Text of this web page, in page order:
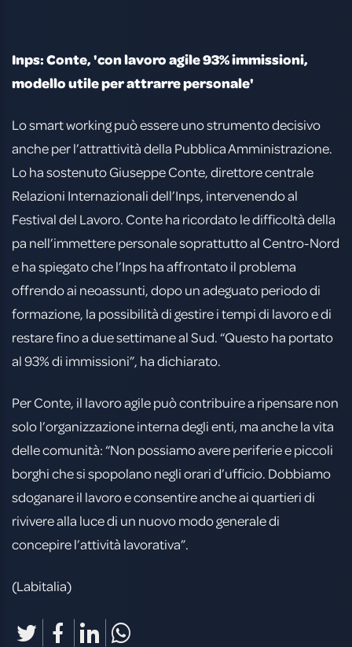
Inps: Conte, 'con lavoro agile 93% immissioni,
modello utile per attrarre personale'
Lo smart working può essere uno strumento decisivo
anche per l’attrattività della Pubblica Amministrazione.
Lo ha sostenuto Giuseppe Conte, direttore centrale
Relazioni Internazionali dell’Inps, intervenendo al
Festival del Lavoro. Conte ha ricordato le difficoltà della
pa nell’immettere personale soprattutto al Centro-Nord
e ha spiegato che l’Inps ha affrontato il problema
offrendo ai neoassunti, dopo un adeguato periodo di
formazione, la possibilità di gestire i tempi di lavoro e di
restare fino a due settimane al Sud. “Questo ha portato
al 93% di immissioni”, ha dichiarato.
Per Conte, il lavoro agile può contribuire a ripensare non
solo l’organizzazione interna degli enti, ma anche la vita
delle comunità: “Non possiamo avere periferie e piccoli
borghi che si spopolano negli orari d’ufficio. Dobbiamo
sdoganare il lavoro e consentire anche ai quartieri di
rivivere alla luce di un nuovo modo generale di
concepire l’attività lavorativa”.
(Labitalia)